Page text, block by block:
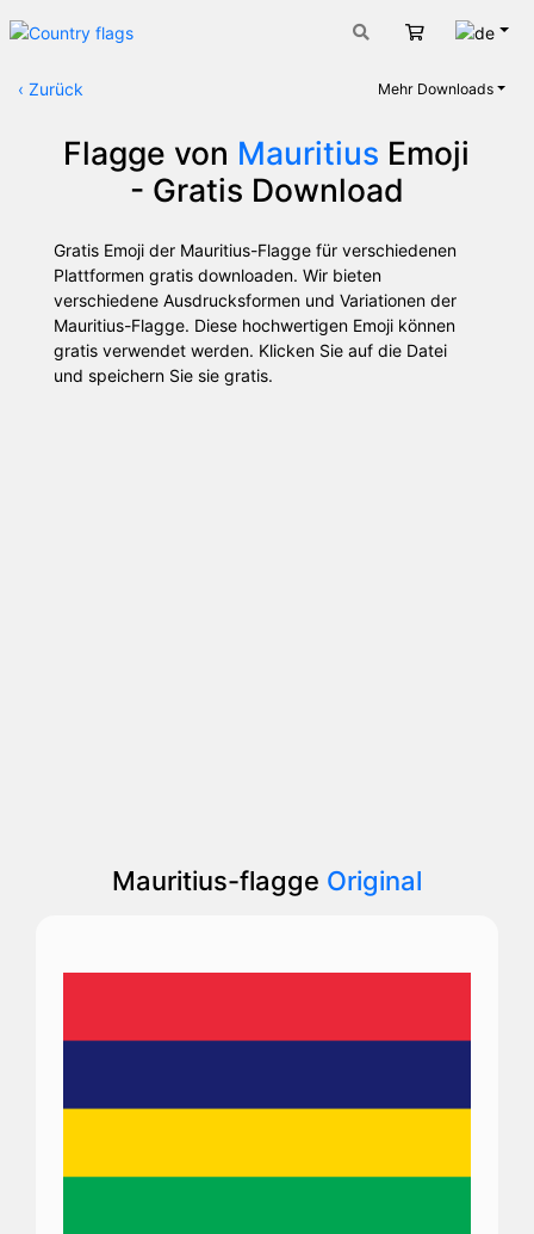
Warenkorb
‹ Zurück Mehr Downloads
Flagge von Mauritius Emoji
- Gratis Download
Gratis Emoji der Mauritius-Flagge für verschiedenen
Plattformen gratis downloaden. Wir bieten
verschiedene Ausdrucksformen und Variationen der
Mauritius-Flagge. Diese hochwertigen Emoji können
gratis verwendet werden. Klicken Sie auf die Datei
und speichern Sie sie gratis.
Mauritius-flagge Original